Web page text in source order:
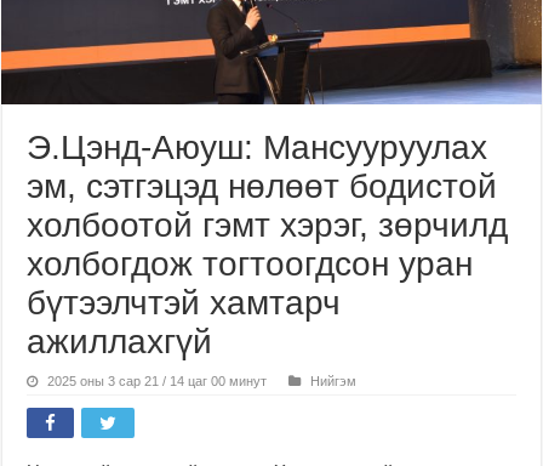
Э.Цэнд-Аюуш: Мансууруулах
эм, сэтгэцэд нөлөөт бодистой
холбоотой гэмт хэрэг, зөрчилд
холбогдож тогтоогдсон уран
бүтээлчтэй хамтарч
ажиллахгүй
2025 оны 3 сар 21 / 14 цаг 00 минут Нийгэм